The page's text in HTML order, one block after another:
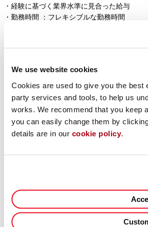
We use website cookies
Cookies are used to give you the
party services and tools, to help us
works. We recommend that you keep
you can easily change them by
details are in our cookie policy.
・経験に基づく業界水準に見合った給与
・勤務時間 ：フレキシブルな勤務時間
保険
・住宅手当
・退職金制度
・レンタカーサポート
・社内研修制度（ソフトウェア学習・語学学
私たちのコミットメント